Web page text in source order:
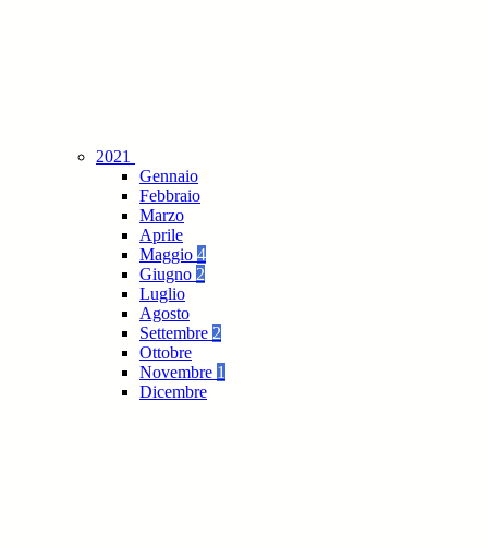
2021
Gennaio
Febbraio
Marzo
Aprile
Maggio 4
Giugno 2
Luglio
Agosto
Settembre 2
Ottobre
Novembre 1
Dicembre